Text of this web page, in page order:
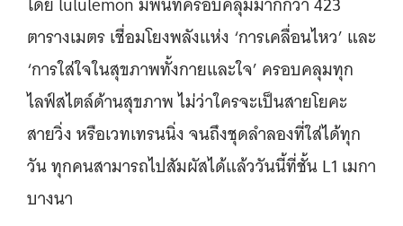
ตารางเมตร เชื่อมโยงพลังแห่ง ‘การเคลื่อนไหว’ และ
‘การใส่ใจในสุขภาพทั้งกายและใจ’ ครอบคลุมทุก
ไลฟ์สไตล์ด้านสุขภาพ ไม่ว่าใครจะเป็นสายโยคะ
สายวิ่ง หรือเวทเทรนนิ่ง จนถึงชุดลำลองที่ใส่ได้ทุก
วัน ทุกคนสามารถไปสัมผัสได้แล้ววันนี้ที่ชั้น L1 เมกา
บางนา